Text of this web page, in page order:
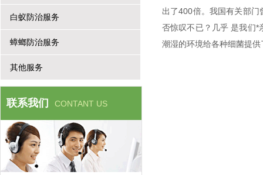
白蚁防治服务
蟑螂防治服务
其他服务
联系我们 CONTANT US
出了400倍。我国有关部
否惊叹不已？几乎 是我们*
潮湿的环境给各种细菌提